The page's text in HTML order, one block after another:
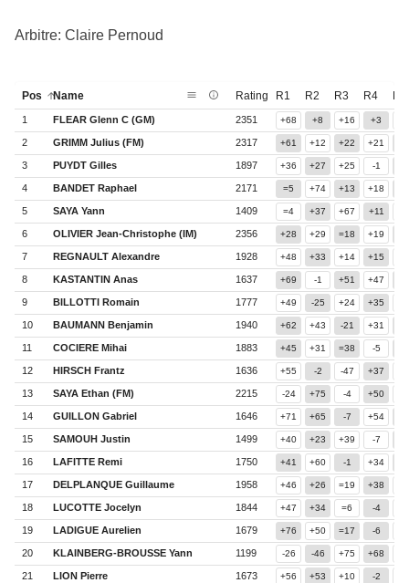
Arbitre: Claire Pernoud
Pos Name Rating R1 R2 R3 R4
1 FLEAR Glenn C (GM) 2351 +68 +8 +16 +3
2 GRIMM Julius (FM) 2317 +61 +12 +22 +21
3 PUYDT Gilles 1897 +36 +27 +25 -1
4 BANDET Raphael 2171 =5 +74 +13 +18
5 SAYA Yann 1409 =4 +37 +67 +11
6 OLIVIER Jean-Christophe (IM) 2356 +28 +29 =18 +19
7 REGNAULT Alexandre 1928 +48 +33 +14 +15
8 KASTANTIN Anas 1637 +69 -1 +51 +47
9 BILLOTTI Romain 1777 +49 -25 +24 +35
10 BAUMANN Benjamin 1940 +62 +43 -21 +31
11 COCIERE Mihai 1883 +45 +31 =38 -5
12 HIRSCH Frantz 1636 +55 -2 -47 +37
13 SAYA Ethan (FM) 2215 -24 +75 -4 +50
14 GUILLON Gabriel 1646 +71 +65 -7 +54
15 SAMOUH Justin 1499 +40 +23 +39 -7
16 LAFITTE Remi 1750 +41 +60 -1 +34
17 DELPLANQUE Guillaume 1958 +46 +26 =19 +38
18 LUCOTTE Jocelyn 1844 +47 +34 =6 -4
19 LADIGUE Aurelien 1679 +76 +50 =17 -6
20 KLAINBERG-BROUSSE Yann 1199 -26 -46 +75 +68
21 LION Pierre 1673 +56 +53 +10 -2